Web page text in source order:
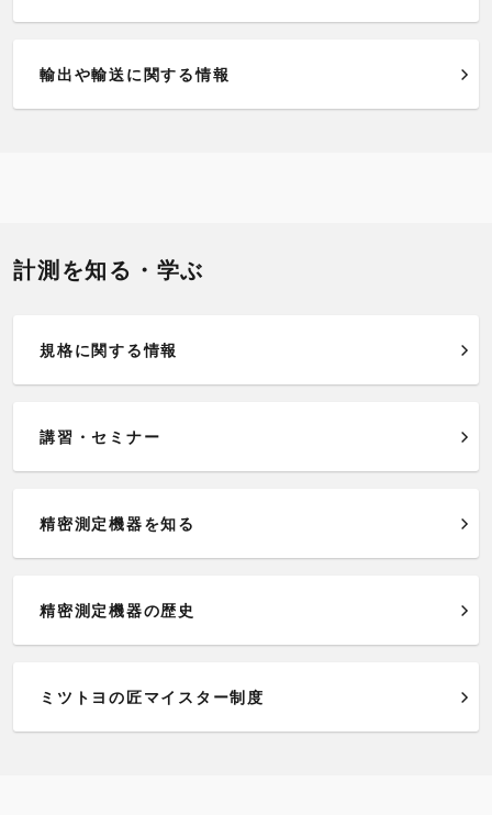
輸出や輸送に関する情報
計測を知る・学ぶ
規格に関する情報
講習・セミナー
精密測定機器を知る
精密測定機器の歴史
ミツトヨの匠マイスター制度